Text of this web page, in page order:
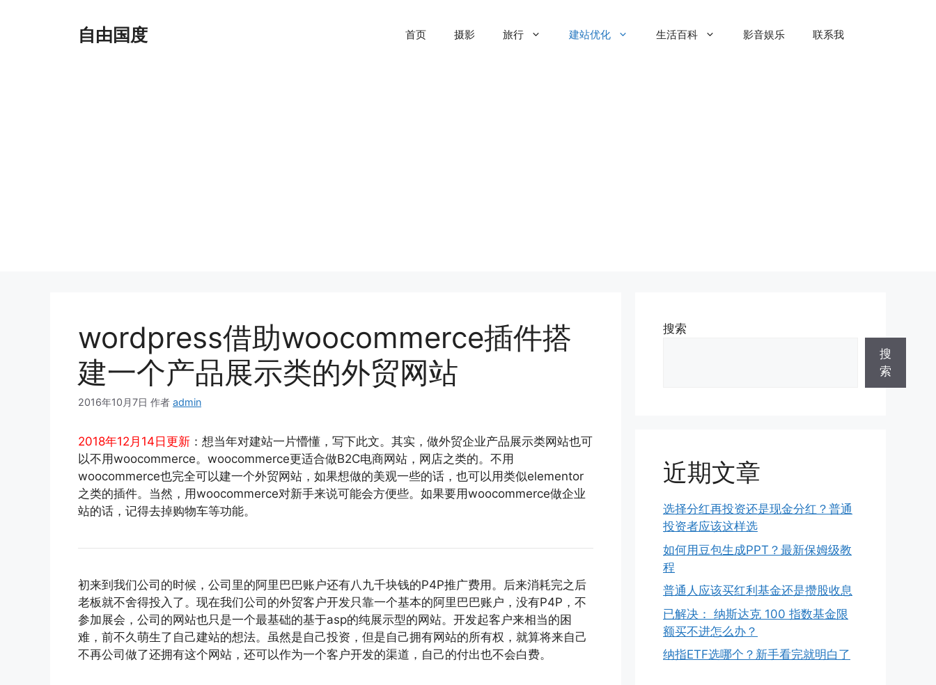
自由国度 首页 摄影 旅行 建站优化 生活百科 影音娱乐 联系我
wordpress借助woocommerce插件搭
建一个产品展示类的外贸网站
2016年10月7日 作者 admin
2018年12月14日更新 ：想当年对建站一片懵懂，写下此文。其实，做外贸企业产品展示类网站也可
以不用woocommerce。woocommerce更适合做B2C电商网站，网店之类的。不用
woocommerce也完全可以建一个外贸网站，如果想做的美观一些的话，也可以用类似elementor
之类的插件。当然，用woocommerce对新手来说可能会方便些。如果要用woocommerce做企业
站的话，记得去掉购物车等功能。
初来到我们公司的时候，公司里的阿里巴巴账户还有八九千块钱的P4P推广费用。后来消耗完之后
老板就不舍得投入了。现在我们公司的外贸客户开发只靠一个基本的阿里巴巴账户，没有P4P，不
参加展会，公司的网站也只是一个最基础的基于asp的纯展示型的网站。开发起客户来相当的困
难，前不久萌生了自己建站的想法。虽然是自己投资，但是自己拥有网站的所有权，就算将来自己
不再公司做了还拥有这个网站，还可以作为一个客户开发的渠道，自己的付出也不会白费。
搜索
搜
索
近期文章
选择分红再投资还是现金分红？普通
投资者应该这样选
如何用豆包生成PPT？最新保姆级教
程
普通人应该买红利基金还是攒股收息
已解决： 纳斯达克 100 指数基金限
额买不进怎么办？
纳指ETF选哪个？新手看完就明白了